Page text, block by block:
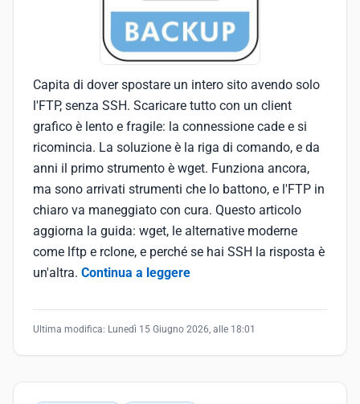
Capita di dover spostare un intero sito avendo solo
l'FTP, senza SSH. Scaricare tutto con un client
grafico è lento e fragile: la connessione cade e si
ricomincia. La soluzione è la riga di comando, e da
anni il primo strumento è wget. Funziona ancora,
ma sono arrivati strumenti che lo battono, e l'FTP in
chiaro va maneggiato con cura. Questo articolo
aggiorna la guida: wget, le alternative moderne
come lftp e rclone, e perché se hai SSH la risposta è
un'altra. Continua a leggere
Ultima modifica: Lunedì 15 Giugno 2026, alle 18:01